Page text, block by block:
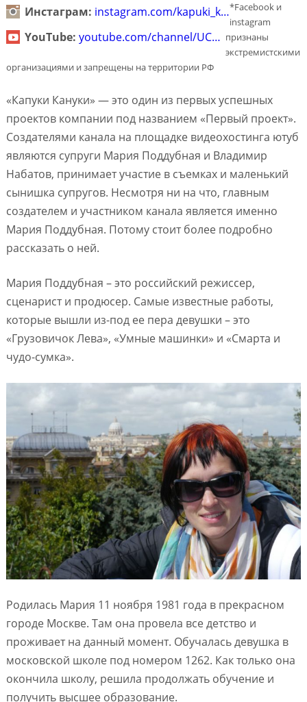
Инстаграм: instagram.com/kapuki_k…
YouTube: youtube.com/channel/UC…
*Facebook и
instagram
признаны
экстремистскими
организациями и запрещены на территории РФ
«Капуки Кануки» — это один из первых успешных
проектов компании под названием «Первый проект».
Создателями канала на площадке видеохостинга ютуб
являются супруги Мария Поддубная и Владимир
Набатов, принимает участие в съемках и маленький
сынишка супругов. Несмотря ни на что, главным
создателем и участником канала является именно
Мария Поддубная. Потому стоит более подробно
рассказать о ней.
Мария Поддубная – это российский режиссер,
сценарист и продюсер. Самые известные работы,
которые вышли из-под ее пера девушки – это
«Грузовичок Лева», «Умные машинки» и «Смарта и
чудо-сумка».
Родилась Мария 11 ноября 1981 года в прекрасном
городе Москве. Там она провела все детство и
проживает на данный момент. Обучалась девушка в
московской школе под номером 1262. Как только она
окончила школу, решила продолжать обучение и
получить высшее образование.